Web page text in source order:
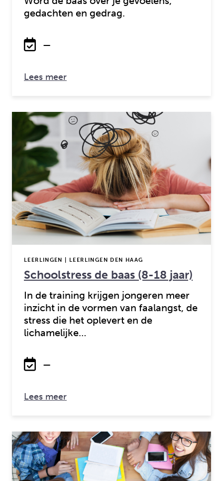
gedachten en gedrag.
—
Lees meerover: Houd je hoofd cool (8-12 jaar)
Schoolstress de baas (8-18 jaar)
LEERLINGEN | LEERLINGEN DEN HAAG
In de training krijgen jongeren meer
inzicht in de vormen van faalangst, de
stress die het oplevert en de
lichamelijke…
—
Lees meerover: Schoolstress de baas (8-18 jaar)